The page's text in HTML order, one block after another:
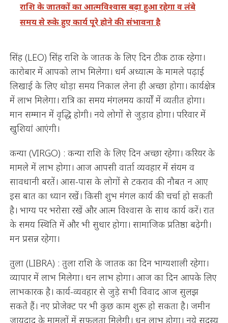
राशि के जातकों का आत्मविश्वास बढ़ा हुआ रहेगा व लंबे
समय से रुके हुए कार्य पूरे होने की संभावना है
सिंह (LEO) सिंह राशि के जातक के लिए दिन ठीक ठाक रहेगा।
कारोबार में आपको लाभ मिलेगा। धर्म अध्यात्म के मामले पढ़ाई
लिखाई के लिए थोड़ा समय निकाल लेना ही अच्छा होगा। कार्यक्षेत्र
में लाभ मिलेगा। रात्रि का समय मंगलमय कार्यों में व्यतीत होगा।
मान सम्मान में वृद्धि होगी। नये लोगों से जुड़ाव होगा। परिवार में
खुशियां आएंगी।
कन्या (VIRGO) : कन्या राशि के लिए दिन अच्छा रहेगा। करियर के
मामले में लाभ होगा। आज आपसी वार्ता व्यवहार में संयम व
सावधानी बरतें। आस-पास के लोगों से टकराव की नौबत न आए
इस बात का ध्यान रखें। किसी शुभ मंगल कार्य की चर्चा हो सकती
है। भाग्य पर भरोसा रखें और आत्म विश्वास के साथ कार्य करें। रात
के समय स्थिति में और भी सुधार होगा। सामाजिक प्रतिष्ठा बढ़ेगी।
मन प्रसन्न रहेगा।
तुला (LIBRA) : तुला राशि के जातक का दिन भाग्यशाली रहेगा।
व्यापार में लाभ मिलेगा। धन लाभ होगा। आज का दिन आपके लिए
लाभकारक है। कार्य-व्यवहार से जुड़े सभी विवाद आज सुलझ
सकते हैं। नए प्रोजेक्ट पर भी कुछ काम शुरू हो सकता है। जमीन
जायदाद के मामलों में सफलता मिलेगी। धन लाभ होगा। नये सदस्य